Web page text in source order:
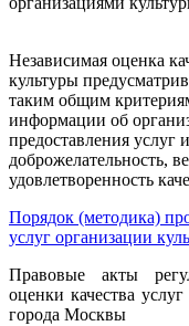
Независимая оценка
культуры
таким общим
информации об
предоставления услуг
доброжелательность,
удовлетворенность
Порядок (методика)
услуг организации
Правовые акты
оценки качества
города Москвы